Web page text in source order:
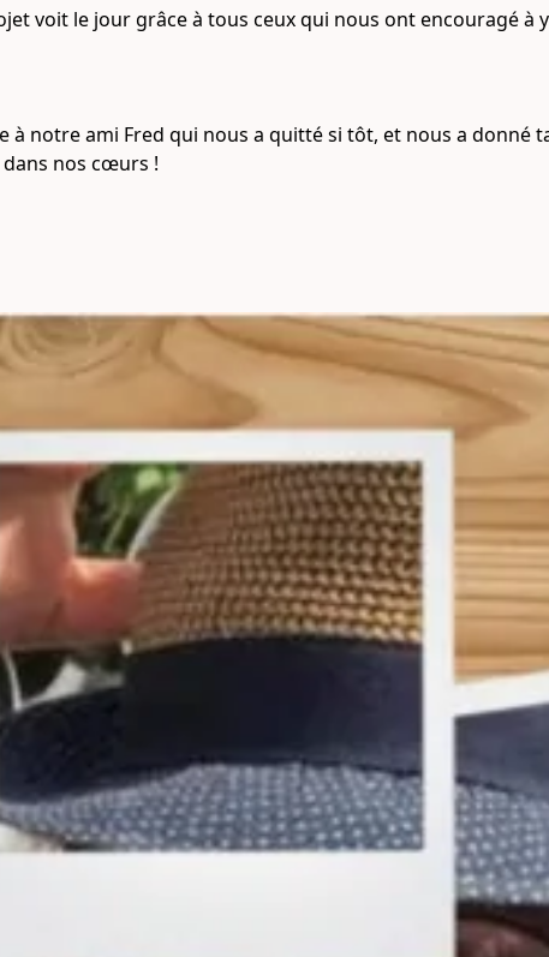
voit le jour grâce à tous ceux qui nous ont encouragé
à notre ami Fred qui nous a quitté si tôt, et nous a donné
nos cœurs !